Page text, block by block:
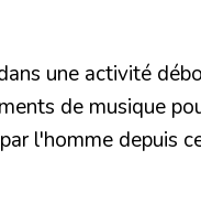
une activité
de musique
l'homme depuis